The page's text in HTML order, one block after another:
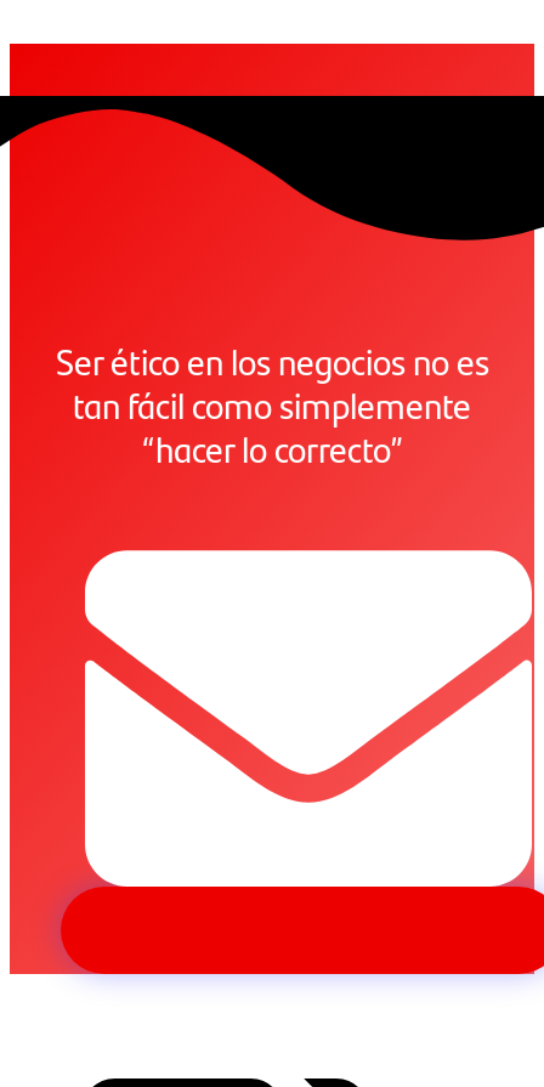
Ser ético en los negocios no es
tan fácil como simplemente
“hacer lo correcto”